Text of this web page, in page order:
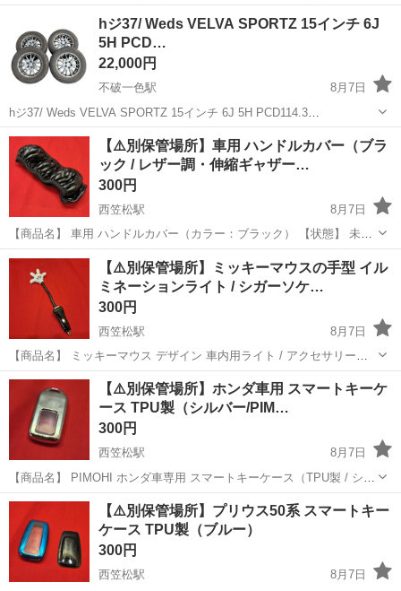
GOODYEAR ICE NAVI6 205/65R15 スタッドレスタイヤ 4本 ナット付
中古品となります。 画像が全...hジ37/ Weds VELVA SPORTZ 15インチ 6J
5H PCD…
22,000円
不破一色駅
8月7日
hジ37/ Weds VELVA SPORTZ 15インチ 6J 5H PCD114.3
BRIDGESTONE BLIZZAK 195/65R15 2022年製 スタッドレスタイヤ
アルミホイール 4本セット 中古品...
岐阜 羽島市 不破一色駅 タイヤ、ホイール
【⚠️別保管場所】​車用 ハンドルカバー（ブラ
ック / レザー調・伸縮ギャザー…
300円
西笠松駅
8月7日
​【商品名】 車用 ハンドルカバー（カラー：ブラック） ​【状態】 未使
用品（撮影・確認のため開封済み） ​【セット内容】 ​ハンドルカバー本
体 ​保存袋 ​【商品特徴】 ​ブラックのレザー調素材を使用した車...
岐阜 岐阜市 西笠松駅 内装、インテリア ハンドル
【⚠️別保管場所】ミッキーマウスの手型 イル
ミネーションライト / シガーソケ…
300円
西笠松駅
8月7日
​【商品名】 ミッキーマウス デザイン 車内用ライト / アクセサリー
（シガーソケット接続） ​【状態】 目立つ大きな傷なし（詳細は画像を
ご確認ください） ​【セット内容】 ​本体のみ ​【商品特徴】 ​ディズ...
岐阜 岐阜市 西笠松駅 その他
【⚠️別保管場所】​ホンダ車用 スマートキーケ
ース TPU製（シルバー/PIM…
300円
西笠松駅
8月7日
​【商品名】 PIMOHI ホンダ車専用 スマートキーケース（TPU製 / シル
バー） ​【状態】 未使用品（撮影・確認のため開封済み） ​【セット内
容】 ​キーケース本体（表・裏パーツ） ​【商品特徴】 ​ホ...
岐阜 岐阜市 西笠松駅 その他 場所
【⚠️別保管場所】プリウス50系 スマートキー
ケース TPU製（ブルー）
300円
西笠松駅
8月7日